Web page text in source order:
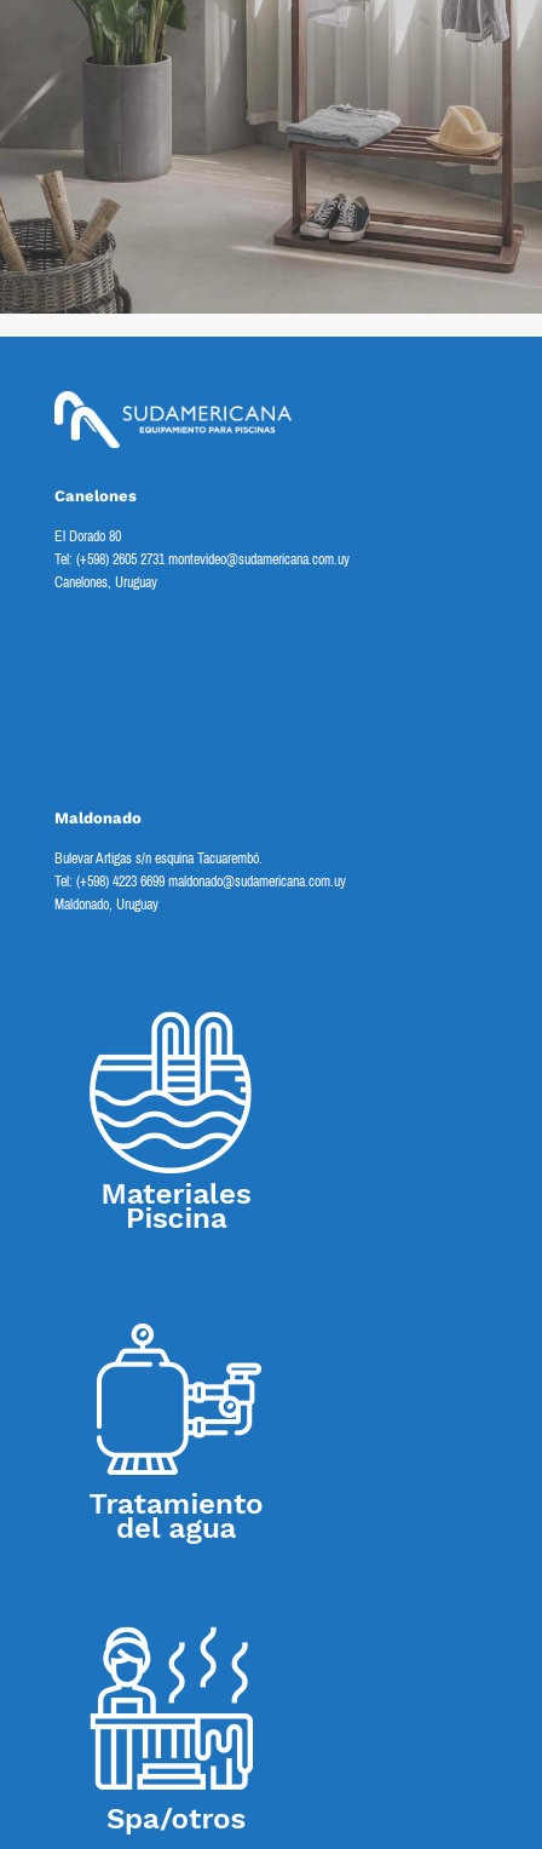
Canelones
El Dorado 80
Tel: (+598) 2605 2731 montevideo@sudamericana.com.uy
Canelones, Uruguay
Maldonado
Bulevar Artigas s/n esquina Tacuarembó.
Tel: (+598) 4223 6699 maldonado@sudamericana.com.uy
Maldonado, Uruguay